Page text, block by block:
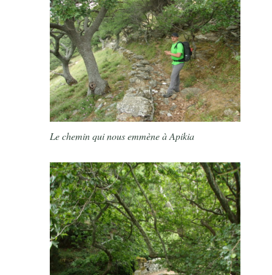
Le chemin qui nous emmène à Apikia